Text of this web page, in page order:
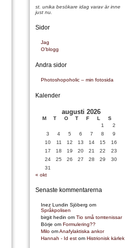
st. unika besökare idag varavär inne
just nu.
Sidor
Jag
O’blogg
Andra sidor
Photoshopoholic – min fotosida
Kalender
augusti 2026
M T O T F L
S
1
2
3
4 5 6 7 8
9
10
11 12 13 14 15
16
17
18 19 20 21 22
23
24
25 26 27 28 29
30
31
« okt
Senaste kommentarerna
Inez Lundin Sjöberg om
Språkpolisen
birgit hedin om Tio små tomtenissar
Börje om Formulering??
Milo omAnafylaktiska ankor
Hannah - Id est om Histrionisk kärlek